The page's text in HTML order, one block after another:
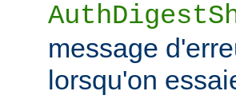
message
lorsqu'on